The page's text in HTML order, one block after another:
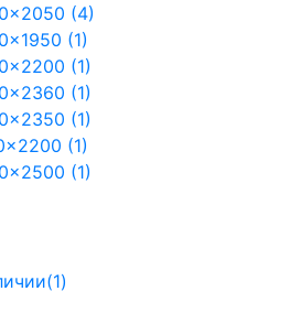
(4)
(1)
(1)
(1)
(1)
(1)
(1)
(1)